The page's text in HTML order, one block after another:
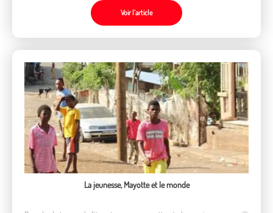
Voir l’article
La jeunesse, Mayotte et le monde